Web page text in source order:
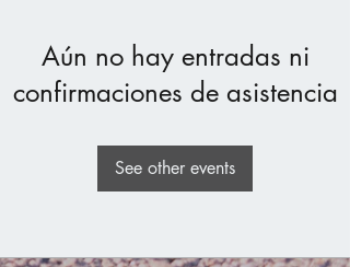
Aún no hay entradas ni
confirmaciones de asistencia
See other events